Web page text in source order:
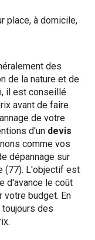
place, à domicile,
des
de la nature et de
il est conseillé
avant de faire
de votre
d'un devis
comme vos
dépannage sur
(77). L'objectif est
d'avance le coût
votre budget. En
des